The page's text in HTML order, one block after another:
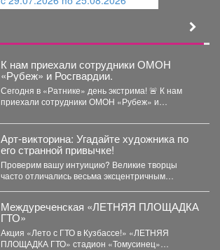
К нам приехали сотрудники ОМОН
«Рубеж» и Росгвардии.
Сегодня в «Ратнике» день экстрима! 🚨 К нам
приехали сотрудники ОМОН «Рубеж» и
Арт-викторина: Угадайте художника по
его странной привычке!
Проверим вашу интуицию? Великие творцы
часто отличались весьма эксцентричным
Междуреченская «ЛЕТНЯЯ ПЛОЩАДКА
ГТО»
Акция «Лето с ГТО в Кузбассе!» «ЛЕТНЯЯ
ПЛОЩАДКА ГТО» стадион «Томусинец»